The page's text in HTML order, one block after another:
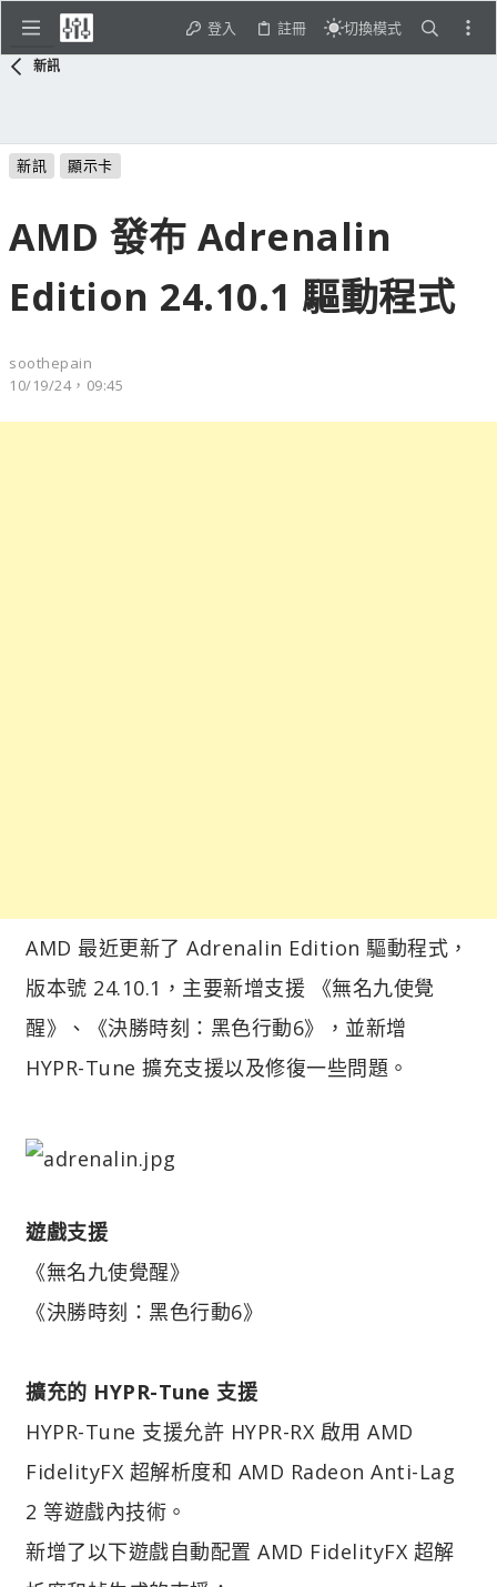
登入 註冊 切換模式
新訊
新訊 顯示卡
AMD 發布 Adrenalin
Edition 24.10.1 驅動程式
soothepain
10/19/24，09:45
AMD 最近更新了 Adrenalin Edition 驅動程式，
版本號 24.10.1，主要新增支援 《無名九使覺
醒》、《決勝時刻：黑色行動6》，並新增
HYPR-Tune 擴充支援以及修復一些問題。
遊戲支援
《無名九使覺醒》
《決勝時刻：黑色行動6》
擴充的 HYPR-Tune 支援
HYPR-Tune 支援允許 HYPR-RX 啟用 AMD
FidelityFX 超解析度和 AMD Radeon Anti-Lag
2 等遊戲內技術。
新增了以下遊戲自動配置 AMD FidelityFX 超解